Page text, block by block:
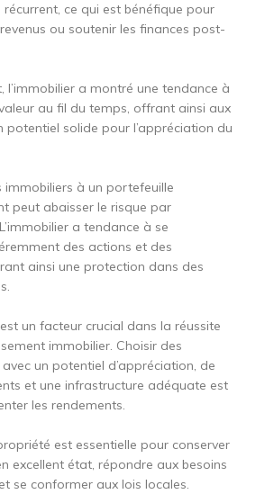
récurrent, ce qui est bénéfique pour
ou soutenir les finances post-
l’immobilier a montré une tendance à
au fil du temps, offrant ainsi aux
potentiel solide pour l’appréciation du
immobiliers à un portefeuille
peut abaisser le risque par
a tendance à se
des actions et des
ainsi une protection dans des
un facteur crucial dans la réussite
immobilier. Choisir des
un potentiel d’appréciation, de
et une infrastructure adéquate est
les rendements.
est essentielle pour conserver
excellent état, répondre aux besoins
se conformer aux lois locales.